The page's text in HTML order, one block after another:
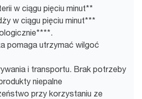
w ciągu pięciu minut**
w ciągu pięciu minut***
pomaga utrzymać wilgoć
i transportu. Brak potrzeby
niepalne
przy korzystaniu ze